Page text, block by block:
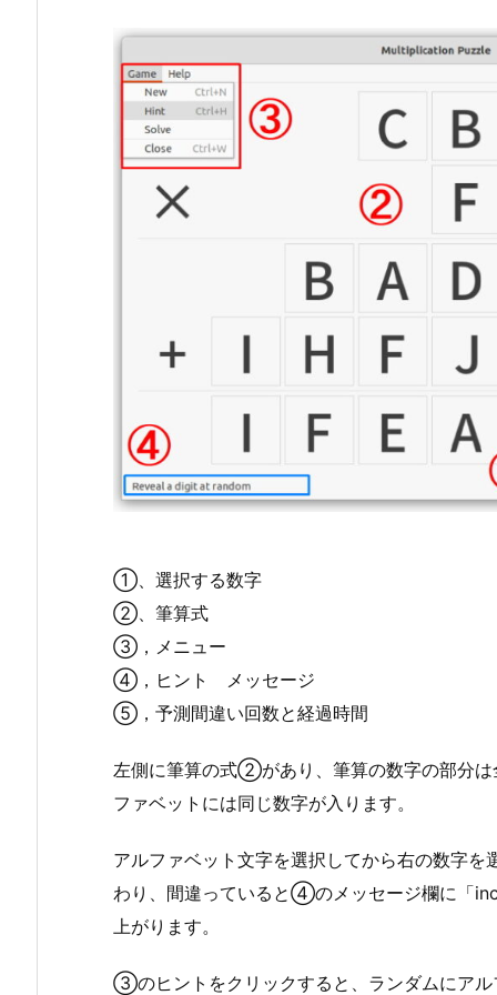
①、選択する数字
②、筆算式
③，メニュー
④，ヒント メッセージ
⑤，予測間違い回数と経過時間
左側に筆算の式②があり、筆算の数字の部分
ファベットには同じ数字が入ります。
アルファベット文字を選択してから右の数字
わり、間違っていると④のメッセージ欄に「
上がります。
③のヒントをクリックすると、ランダムにア